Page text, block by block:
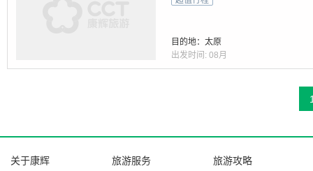
目的地：太原
出发时间: 08月
关于康辉 旅游服务 旅游攻略